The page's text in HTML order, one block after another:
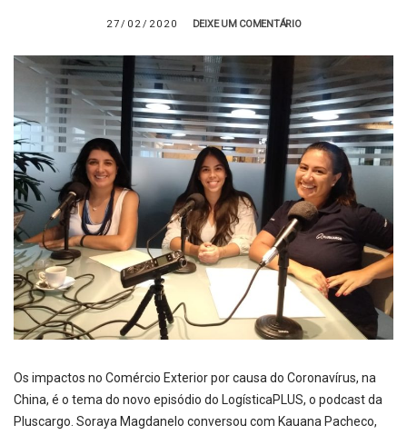
27/02/2020 DEIXE UM COMENTÁRIO
Os impactos no Comércio Exterior por causa do Coronavírus, na
China, é o tema do novo episódio do LogísticaPLUS, o podcast da
Pluscargo. Soraya Magdanelo conversou com Kauana Pacheco,